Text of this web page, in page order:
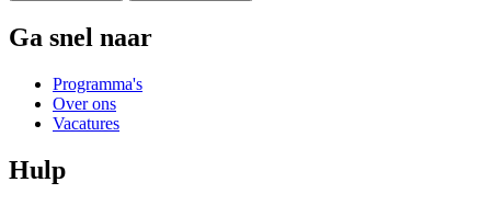
Ga snel naar
Programma's
Over ons
Vacatures
Hulp